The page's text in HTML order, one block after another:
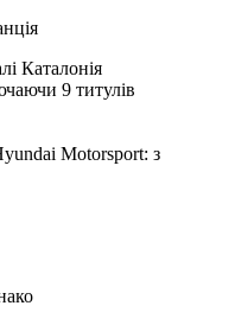
Каталонія
9 титулів
Motorsport: з